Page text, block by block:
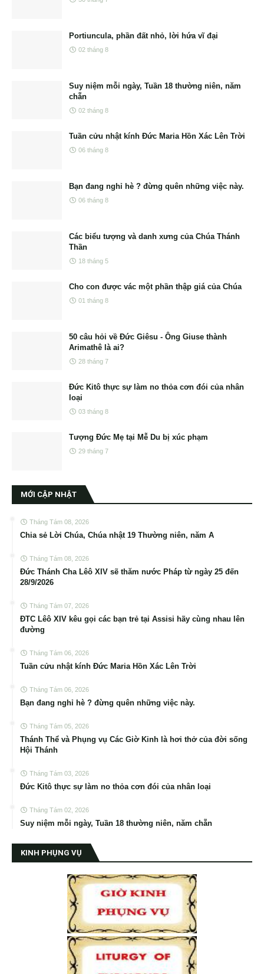
Portiuncula, phần đất nhỏ, lời hứa vĩ đại
02 tháng 8
Suy niệm mỗi ngày, Tuần 18 thường niên, năm
chẵn
02 tháng 8
Tuần cửu nhật kính Đức Maria Hồn Xác Lên Trời
06 tháng 8
Bạn đang nghỉ hè ? đừng quên những việc này.
06 tháng 8
Các biểu tượng và danh xưng của Chúa Thánh
Thần
18 tháng 5
Cho con được vác một phần thập giá của Chúa
01 tháng 8
50 câu hỏi về Đức Giêsu - Ông Giuse thành
Arimathê là ai?
28 tháng 7
Đức Kitô thực sự làm no thỏa cơn đói của nhân
loại
03 tháng 8
Tượng Đức Mẹ tại Mễ Du bị xúc phạm
29 tháng 7
MỚI CẬP NHẬT
Tháng Tám 08, 2026
Chia sẻ Lời Chúa, Chúa nhật 19 Thường niên, năm A
Tháng Tám 08, 2026
Đức Thánh Cha Lêô XIV sẽ thăm nước Pháp từ ngày 25 đến
28/9/2026
Tháng Tám 07, 2026
ĐTC Lêô XIV kêu gọi các bạn trẻ tại Assisi hãy cùng nhau lên
đường
Tháng Tám 06, 2026
Tuần cửu nhật kính Đức Maria Hồn Xác Lên Trời
Tháng Tám 06, 2026
Bạn đang nghỉ hè ? đừng quên những việc này.
Tháng Tám 05, 2026
Thánh Thể và Phụng vụ Các Giờ Kinh là hơi thở của đời sống
Hội Thánh
Tháng Tám 03, 2026
Đức Kitô thực sự làm no thỏa cơn đói của nhân loại
Tháng Tám 02, 2026
Suy niệm mỗi ngày, Tuần 18 thường niên, năm chẵn
KINH PHỤNG VỤ